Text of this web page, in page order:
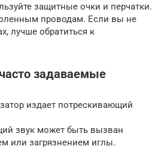
защитные очки и перчатки.
проводам. Если вы не
лучше обратиться к
задаваемые
издает потрескивающий
звук может быть вызван
или загрязнением иглы.